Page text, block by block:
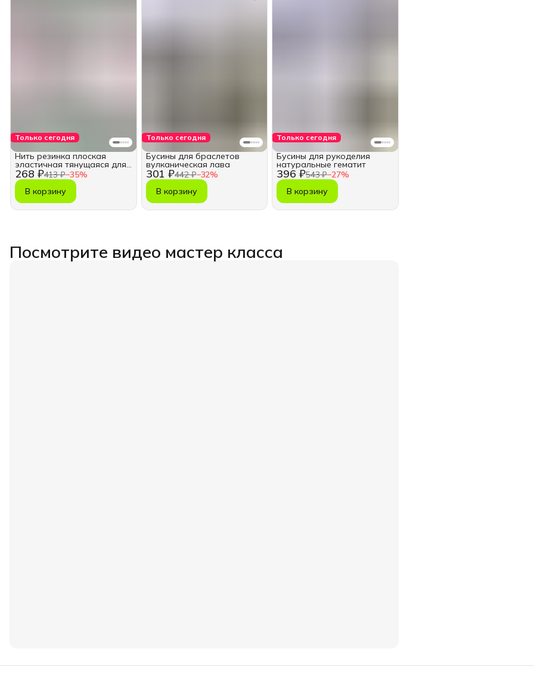
Только сегодня
268 ₽413 ₽−35%
Нить резинка плоская
эластичная тянущаяся для
браслетов 10м.
В корзину
Только сегодня
301 ₽442 ₽−32%
Бусины для браслетов
вулканическая лава
В корзину
Только сегодня
396 ₽543 ₽−27%
Бусины для рукоделия
натуральные гематит
В корзину
Посмотрите видео мастер класса